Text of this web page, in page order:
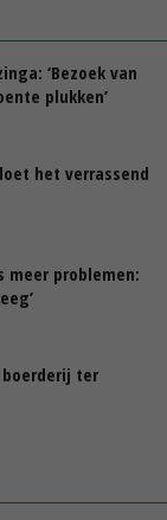
‘Bezoek van
plukken’
het verrassend
meer problemen:
ter